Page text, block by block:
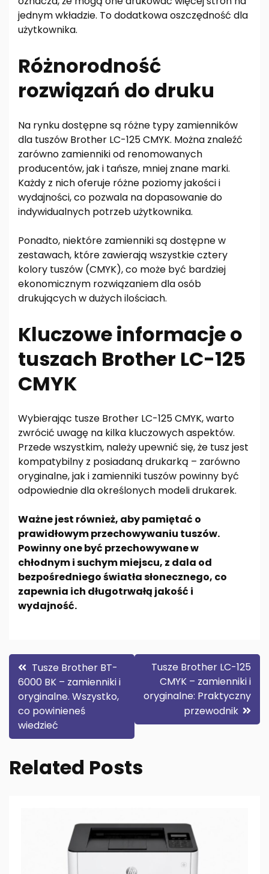
jednym wkładzie. To dodatkowa oszczędność dla
użytkownika.
Różnorodność
rozwiązań do druku
Na rynku dostępne są różne typy zamienników
dla tuszów Brother LC-125 CMYK. Można znaleźć
zarówno zamienniki od renomowanych
producentów, jak i tańsze, mniej znane marki.
Każdy z nich oferuje różne poziomy jakości i
wydajności, co pozwala na dopasowanie do
indywidualnych potrzeb użytkownika.
Ponadto, niektóre zamienniki są dostępne w
zestawach, które zawierają wszystkie cztery
kolory tuszów (CMYK), co może być bardziej
ekonomicznym rozwiązaniem dla osób
drukujących w dużych ilościach.
Kluczowe informacje o
tuszach Brother LC-125
CMYK
Wybierając tusze Brother LC-125 CMYK, warto
zwrócić uwagę na kilka kluczowych aspektów.
Przede wszystkim, należy upewnić się, że tusz jest
kompatybilny z posiadaną drukarką – zarówno
oryginalne, jak i zamienniki tuszów powinny być
odpowiednie dla określonych modeli drukarek.
Ważne jest również, aby pamiętać o
prawidłowym przechowywaniu tuszów.
Powinny one być przechowywane w
chłodnym i suchym miejscu, z dala od
bezpośredniego światła słonecznego, co
zapewnia ich długotrwałą jakość i
wydajność.
Nawigacja
wpisu
Tusze Brother BT-
6000 BK – zamienniki i
oryginalne. Wszystko,
co powinieneś
wiedzieć
Tusze Brother LC-125
CMYK – zamienniki i
oryginalne: Praktyczny
przewodnik
Related Posts